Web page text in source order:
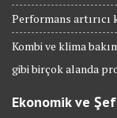
Performans
Kombi ve klima
gibi birçok alanda
Ekonomik ve